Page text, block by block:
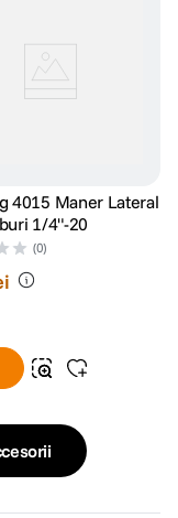
4015 Maner Lateral
1/4"-20
(0)